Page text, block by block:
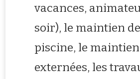
vacances,
soir), le maintien
piscine, le maintien
externées, les